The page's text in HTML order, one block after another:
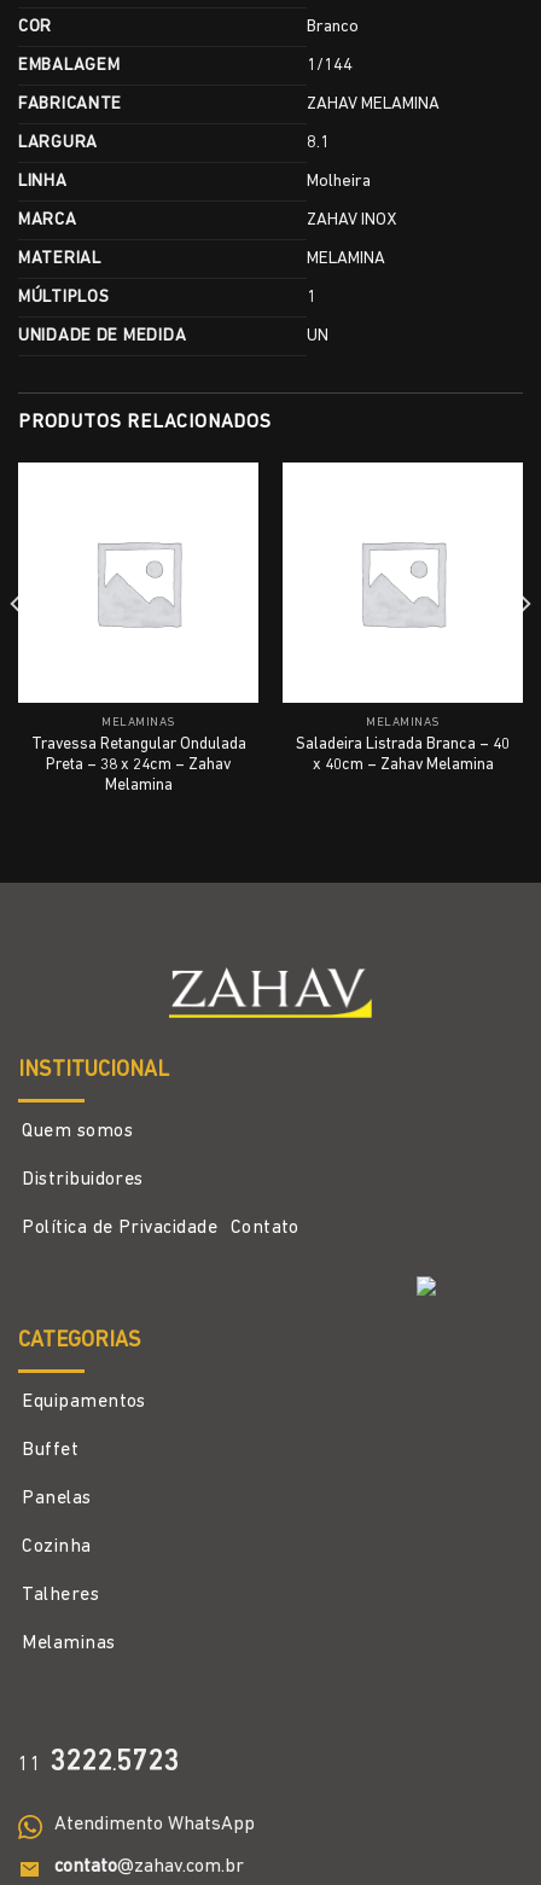
COR Branco
EMBALAGEM 1/144
FABRICANTE ZAHAV MELAMINA
LARGURA 8.1
LINHA Molheira
MARCA ZAHAV INOX
MATERIAL MELAMINA
MÚLTIPLOS 1
UNIDADE DE MEDIDA UN
PRODUTOS RELACIONADOS
MELAMINAS
Travessa Retangular Ondulada
Preta – 38 x 24cm – Zahav
Melamina
MELAMINAS
Saladeira Listrada Branca – 40
x 40cm – Zahav Melamina
INSTITUCIONAL
Quem somos
Distribuidores
Política de Privacidade Contato
CATEGORIAS
Equipamentos
Buffet
Panelas
Cozinha
Talheres
Melaminas
11 3222.5723
Atendimento WhatsApp
contato@zahav.com.br